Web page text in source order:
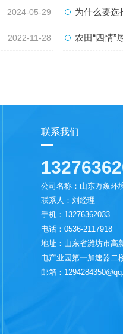
2024-05-29 为什么要选择
2022-11-28 农田“四情”尽
联系我们
公司名称：山东万象环
联系人：刘经理
手机：13276362033
电话：0536-2117918
地址：山东省潍坊市高
电产业园第一加速器二
邮箱：